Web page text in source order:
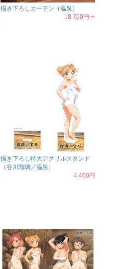
描き下ろしカーテン（温泉）
18,700円〜
描き下ろし特大アクリルスタンド
（谷川瑠璃／温泉）
4,400円